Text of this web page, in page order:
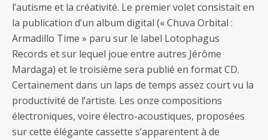
l’autisme et la créativité. Le premier volet consistait en
la publication d’un album digital (« Chuva Orbital :
Armadillo Time » paru sur le label Lotophagus
Records et sur lequel joue entre autres Jérôme
Mardaga) et le troisième sera publié en format CD.
Certainement dans un laps de temps assez court vu la
productivité de l’artiste. Les onze compositions
électroniques, voire électro-acoustiques, proposées
sur cette élégante cassette s’apparentent à de